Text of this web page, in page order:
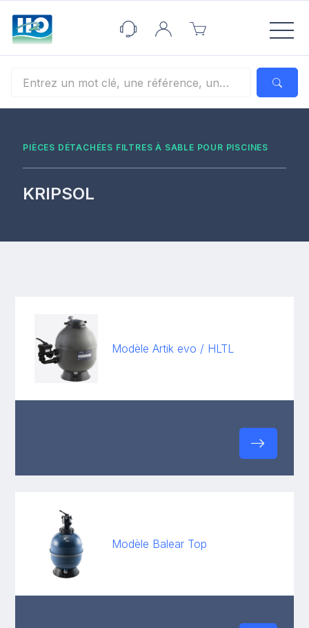
PIÈCES DÉTACHÉES FILTRES À SABLE POUR PISCINES
KRIPSOL
Modèle Artik evo / HLTL
Modèle Balear Top